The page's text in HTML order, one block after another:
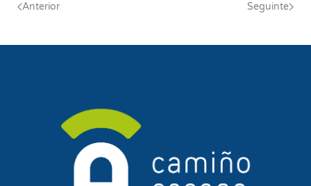
Anterior Seguinte